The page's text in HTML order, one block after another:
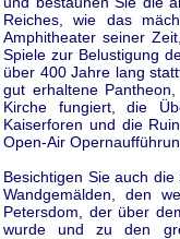
Reiches, wie das
Amphitheater seiner
Spiele zur Belustigung
über 400 Jahre lang
gut erhaltene
Kirche fungiert, die
Kaiserforen und die
Open-Air
Besichtigen Sie auch
Wandgemälden, den
Petersdom, der über
wurde und zu den